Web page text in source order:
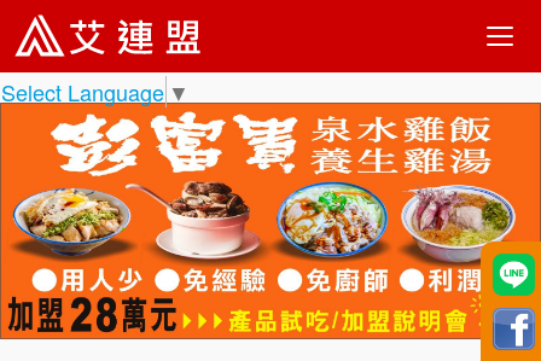
Select Language ▼